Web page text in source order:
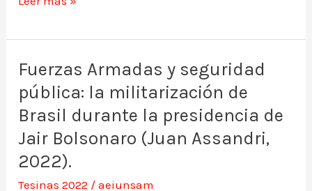
caso
de
Amigos
de
Tierra
Brasil
Fuerzas Armadas y seguridad
pública: la militarización de
Brasil durante la presidencia de
Jair Bolsonaro (Juan Assandri,
2022).
Tesinas 2022 /aeiunsam
Fuerzas
Armadas
y
seguridad
pública: